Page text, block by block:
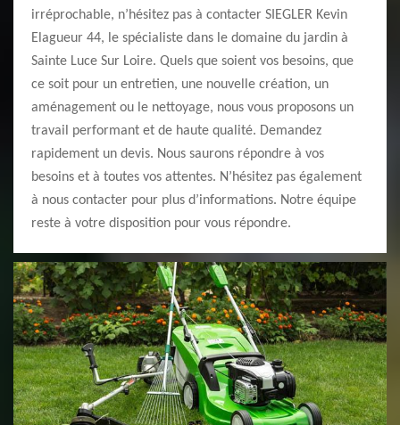
irréprochable, n’hésitez pas à contacter SIEGLER Kevin
Elagueur 44, le spécialiste dans le domaine du jardin à
Sainte Luce Sur Loire. Quels que soient vos besoins, que
ce soit pour un entretien, une nouvelle création, un
aménagement ou le nettoyage, nous vous proposons un
travail performant et de haute qualité. Demandez
rapidement un devis. Nous saurons répondre à vos
besoins et à toutes vos attentes. N’hésitez pas également
à nous contacter pour plus d’informations. Notre équipe
reste à votre disposition pour vous répondre.